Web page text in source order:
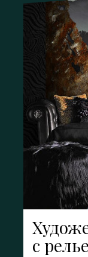
с